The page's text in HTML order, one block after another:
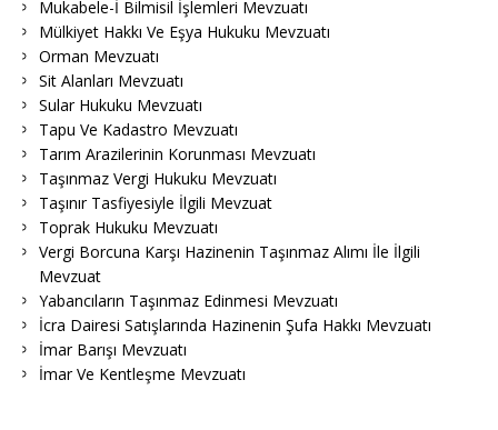
Mukabele-İ Bilmisil İşlemleri Mevzuatı
Mülkiyet Hakkı Ve Eşya Hukuku Mevzuatı
Orman Mevzuatı
Sit Alanları Mevzuatı
Sular Hukuku Mevzuatı
Tapu Ve Kadastro Mevzuatı
Tarım Arazilerinin Korunması Mevzuatı
Taşınmaz Vergi Hukuku Mevzuatı
Taşınır Tasfiyesiyle İlgili Mevzuat
Toprak Hukuku Mevzuatı
Vergi Borcuna Karşı Hazinenin Taşınmaz Alımı İle İlgili
Mevzuat
Yabancıların Taşınmaz Edinmesi Mevzuatı
İcra Dairesi Satışlarında Hazinenin Şufa Hakkı Mevzuatı
İmar Barışı Mevzuatı
İmar Ve Kentleşme Mevzuatı